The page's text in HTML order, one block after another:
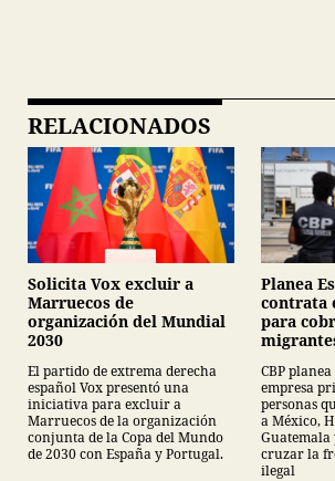
RELACIONADOS
Solicita Vox excluir a
Marruecos de
organización del Mundial
2030
El partido de extrema derecha
español Vox presentó una
iniciativa para excluir a
Marruecos de la organización
conjunta de la Copa del Mundo
de 2030 con España y Portugal.
Planea
contrata
para
CBP
empresa
personas
a México,
Guatemala
cruzar la
ilegal